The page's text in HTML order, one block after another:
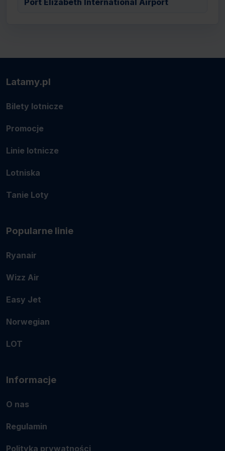
Port Elizabeth International Airport
Latamy.pl
Bilety lotnicze
Promocje
Linie lotnicze
Lotniska
Tanie Loty
Popularne linie
Ryanair
Wizz Air
Easy Jet
Norwegian
LOT
Informacje
O nas
Regulamin
Polityka prywatności